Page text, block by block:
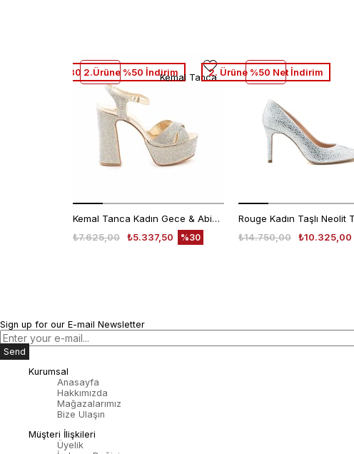
Kemal Tanca Kadın Gece & Abiye Ayakkabı 4360
₺5.337,50
₺7.625,00 %30
1.Ürüne %30 2.Ürüne %50 İndirimKemal Tanca
₺10.325,00
₺14.750,00
2. Ürüne %50 Net İndirim
Sign up for our E-mail Newsletter
Send
Kurumsal
Anasayfa
Hakkımızda
Mağazalarımız
Bize Ulaşın
Müşteri İlişkileri
Üyelik